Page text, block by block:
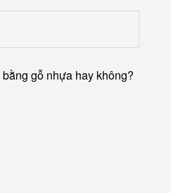
đâu có mức giá mức hợp
gỗ nhựa hay không?